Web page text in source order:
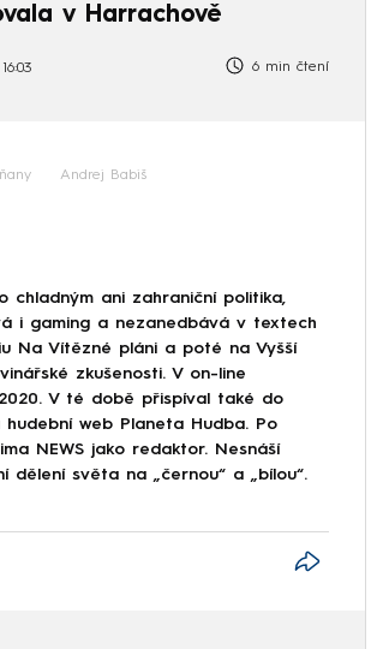
v Harrachově
6 min čtení
Andrej Babiš
chladným ani zahraniční politika,
i gaming a nezanedbává v textech
Na Vítězné pláni a poté na Vyšší
zkušenosti. V on-line
V té době přispíval také do
web Planeta Hudba. Po
NEWS jako redaktor. Nesnáší
světa na „černou“ a „bílou“.